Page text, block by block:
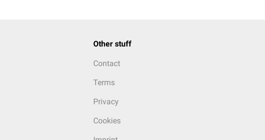
Other stuff
Contact
Terms
Privacy
Cookies